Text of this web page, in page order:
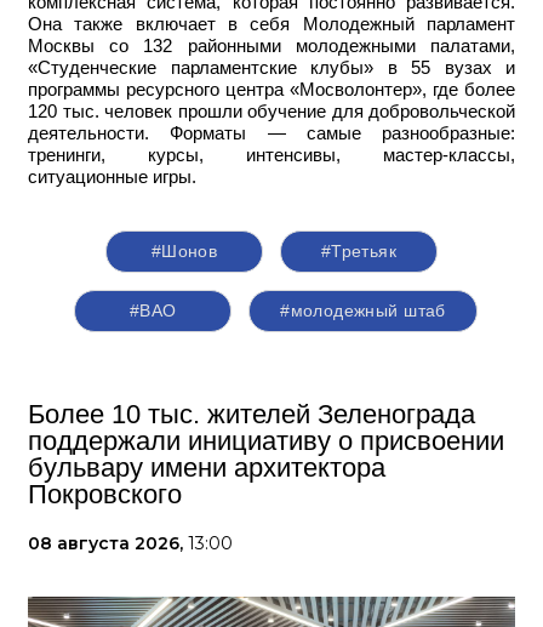
Она также включает в себя Молодежный парламент
Москвы со 132 районными молодежными палатами,
«Студенческие парламентские клубы» в 55 вузах и
программы ресурсного центра «Мосволонтер», где более
120 тыс. человек прошли обучение для добровольческой
деятельности. Форматы — самые разнообразные:
тренинги, курсы, интенсивы, мастер-классы,
ситуационные игры.
#Шонов #Третьяк
#ВАО #молодежный штаб
Более 10 тыс. жителей Зеленограда
поддержали инициативу о присвоении
бульвару имени архитектора
Покровского
08 августа 2026, 13:00